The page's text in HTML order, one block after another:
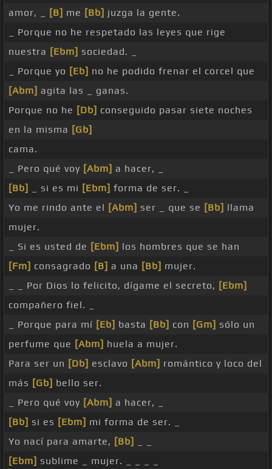
amor, _
[B] me [Bb] juzga la gente.
_ Porque no he respetado las leyes que rige
nuestra [Ebm] sociedad. _
_ Porque yo [Eb] no he podido frenar el corcel que
[Abm] agita las _ ganas.
Porque no he [Db] conseguido pasar siete noches
en la misma [Gb]
cama.
_ Pero qué voy [Abm] a hacer, _
[Bb]
_ si es mi [Ebm] forma de ser. _
Yo me rindo ante el [Abm] ser _ que se [Bb] llama
mujer.
_ Si es usted de [Ebm] los hombres que se han
[Fm] consagrado [B] a una [Bb] mujer.
_ _ Por Dios lo felicito, dígame el secreto, [Ebm]
compañero fiel. _
_ Porque para mí [Eb] basta [Bb] con [Gm] sólo un
perfume que [Abm] huela a mujer.
Para ser un [Db] esclavo [Abm] romántico y loco del
más [Gb] bello ser.
_ Pero qué voy [Abm] a hacer, _
[Bb] si es [Ebm] mi forma de ser. _
Yo nací para amarte, [Bb]
[Ebm] sublime _ mujer. _ _ _ _